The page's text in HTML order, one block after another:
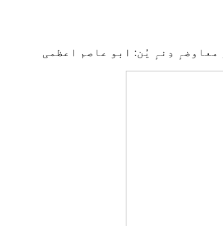
دِنہٕ یُن: ابو عاصم اعظمی